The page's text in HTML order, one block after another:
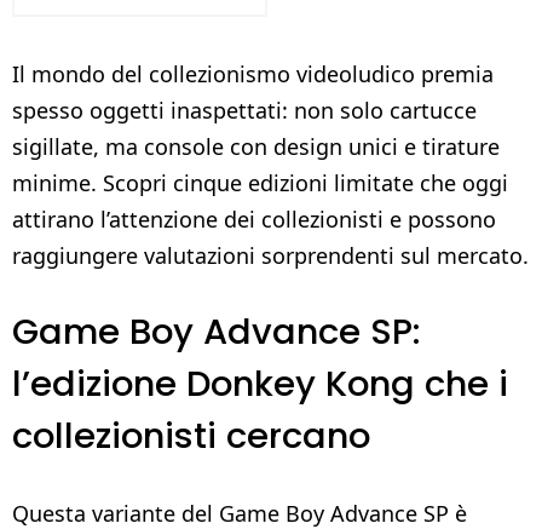
Il mondo del collezionismo videoludico premia
spesso oggetti inaspettati: non solo cartucce
sigillate, ma console con design unici e tirature
minime. Scopri cinque edizioni limitate che oggi
attirano l’attenzione dei collezionisti e possono
raggiungere valutazioni sorprendenti sul mercato.
Game Boy Advance SP:
l’edizione Donkey Kong che i
collezionisti cercano
Questa variante del Game Boy Advance SP è